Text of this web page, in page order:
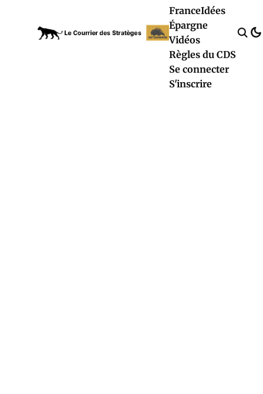
FranceIdées
Épargne
Vidéos
Règles du CDS
Se connecter
S'inscrire